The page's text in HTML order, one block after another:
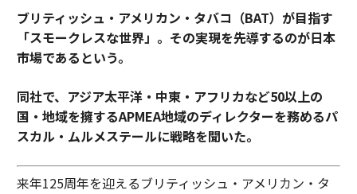
ブリティッシュ・アメリカン・タバコ（BAT）が目指す
「スモークレスな世界」。その実現を先導するのが日本
市場であるという。
同社で、アジア太平洋・中東・アフリカなど50以上の
国・地域を擁するAPMEA地域のディレクターを務めるパ
スカル・ムルメステールに戦略を聞いた。
来年125周年を迎えるブリティッシュ・アメリカン・タ